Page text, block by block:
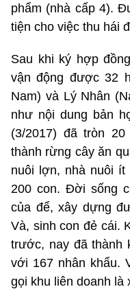
phẩm (nhà cấp 4).
tiện cho việc thu hái
Sau khi ký hợp
vận động được 32
Nam) và Lý Nhân
như nội dung bản
(3/2017) đã tròn
thành rừng cây ăn
nuôi lợn, nhà nuôi ít
200 con. Đời sống
của để, xây dựng
Và, sinh con đẻ cái.
trước, nay đã thành
với 167 nhân khẩu.
gọi khu liên doanh là